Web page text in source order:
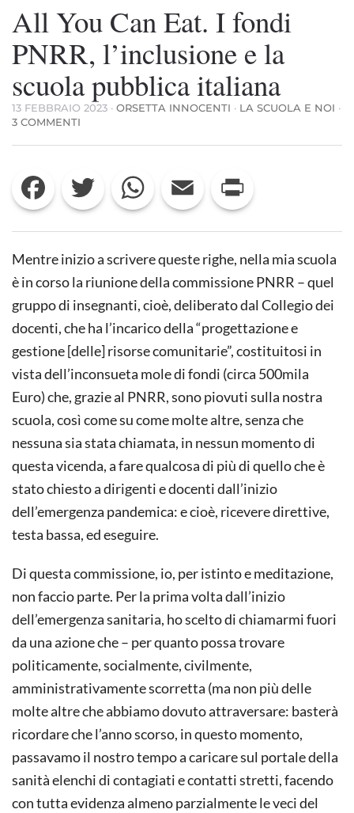
All You Can Eat. I fondi
PNRR, l’inclusione e la
scuola pubblica italiana
13 FEBBRAIO 2023 · ORSETTA INNOCENTI · LA SCUOLA E NOI ·
3 COMMENTI
YOU
EAT.
FONDI
L’INCLUSIONE
LA
SCUOLA
ITALIANA
Facebook Twitter WhatsApp Email
Mentre inizio a scrivere queste righe, nella mia scuola
è in corso la riunione della commissione PNRR – quel
gruppo di insegnanti, cioè, deliberato dal Collegio dei
docenti, che ha l’incarico della “progettazione e
gestione [delle] risorse comunitarie”, costituitosi in
vista dell’inconsueta mole di fondi (circa 500mila
Euro) che, grazie al PNRR, sono piovuti sulla nostra
scuola, così come su come molte altre, senza che
nessuna sia stata chiamata, in nessun momento di
questa vicenda, a fare qualcosa di più di quello che è
stato chiesto a dirigenti e docenti dall’inizio
dell’emergenza pandemica: e cioè, ricevere direttive,
testa bassa, ed eseguire.
Di questa commissione, io, per istinto e meditazione,
non faccio parte. Per la prima volta dall’inizio
dell’emergenza sanitaria, ho scelto di chiamarmi fuori
da una azione che – per quanto possa trovare
politicamente, socialmente, civilmente,
amministrativamente scorretta (ma non più delle
molte altre che abbiamo dovuto attraversare: basterà
ricordare che l’anno scorso, in questo momento,
passavamo il nostro tempo a caricare sul portale della
sanità elenchi di contagiati e contatti stretti, facendo
con tutta evidenza almeno parzialmente le veci del